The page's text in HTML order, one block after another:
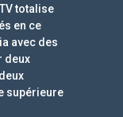
totalise
en ce
avec des
deux
supérieure